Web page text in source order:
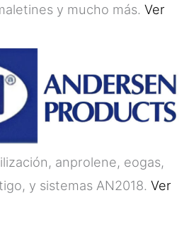
y mucho más. Ver
anprolene, eogas,
y sistemas AN2018. Ver